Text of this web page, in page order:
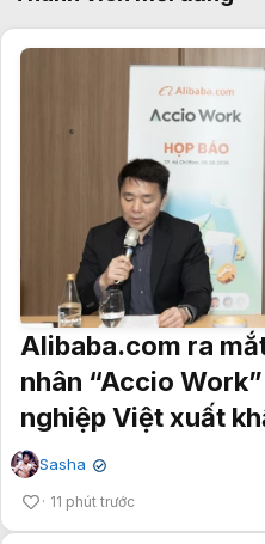
Alibaba.com ra
nhân “Accio
nghiệp Việt xuất
Sasha ✔
11 phút trước